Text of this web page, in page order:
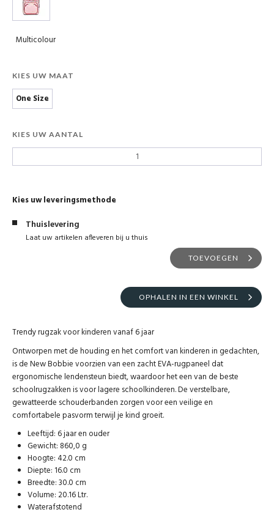
Multicolour
KIES UW MAAT
One Size
KIES UW AANTAL
Kies uw leveringsmethode
Thuislevering
Laat uw artikelen afleveren bij u thuis
TOEVOEGEN
OPHALEN IN EEN WINKEL
Trendy rugzak voor kinderen vanaf 6 jaar
Ontworpen met de houding en het comfort van kinderen in gedachten,
is de New Bobbie voorzien van een zacht EVA-rugpaneel dat
ergonomische lendensteun biedt, waardoor het een van de beste
schoolrugzakken is voor lagere schoolkinderen. De verstelbare,
gewatteerde schouderbanden zorgen voor een veilige en
comfortabele pasvorm terwijl je kind groeit.
Leeftijd: 6 jaar en ouder
Gewicht: 860,0 g
Hoogte: 42.0 cm
Diepte: 16.0 cm
Breedte: 30.0 cm
Volume: 20.16 Ltr.
Waterafstotend